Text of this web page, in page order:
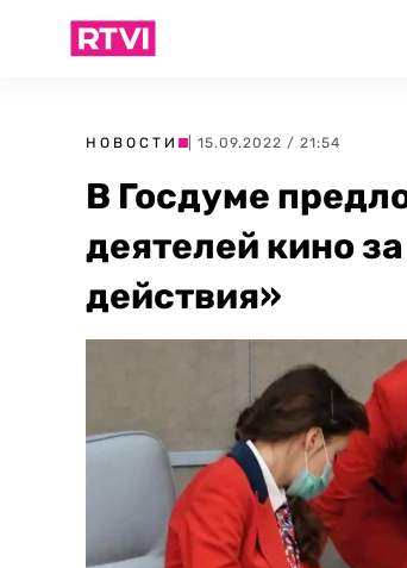
НОВОСТИ | 15.09.2022 / 21:54
В Госдуме
деятелей кино
действия»